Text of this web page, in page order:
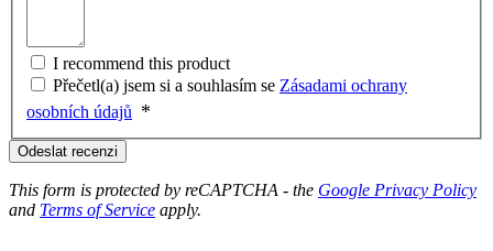
I recommend this product
Přečetl(a) jsem si a souhlasím se Zásadami ochrany
osobních údajů
Odeslat recenzi
This form is protected by reCAPTCHA - the Google Privacy Policy
and Terms of Service apply.